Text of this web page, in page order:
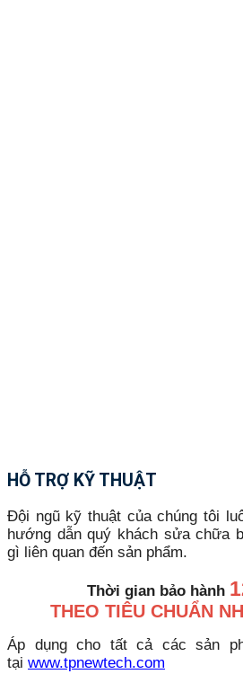
HỖ TRỢ KỸ THUẬT
Đội ngũ kỹ thuật của chúng tôi
hướng dẫn quý khách sửa chữa
gì liên quan đến sản phẩm.
Thời gian bảo hành
THEO TIÊU CHUẨN
Áp dụng cho tất cả các sản
tại www.tpnewtech.com